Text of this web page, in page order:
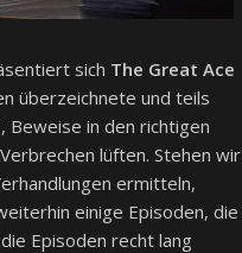
sich The Great Ace
überzeichnete und teils
Beweise in den richtigen
lüften. Stehen wir
ermitteln,
einige Episoden, die
Episoden recht lang